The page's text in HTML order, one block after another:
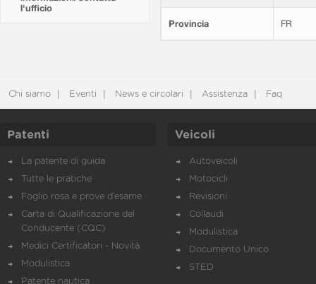
l'ufficio
Provincia FR
Chi siamo Eventi News e circolari Assistenza Faq
Patenti
La patente di guida
Tutte le pratiche
Foglio rosa e prove d’esame
Carta di Qualificazione del
Conducente (CQC)
Medici Certificatori - Novità
Modulistica
Patente nautica
Veicoli
Autoveicoli
Motocicli
Revisioni
Collaudi
Modulistica
Documento Unico
STED